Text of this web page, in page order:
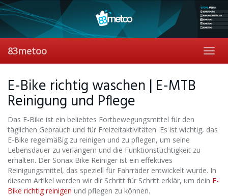
Skip
to
content
83metoo
E-Bike richtig waschen | E-MTB
Reinigung und Pflege
Das E-Bike ist ein beliebtes Fortbewegungsmittel für den
täglichen Gebrauch und für Freizeitaktivitäten. Es ist wichtig, das
E-Bike regelmäßig zu reinigen und zu pflegen, um seine
Lebensdauer zu verlängern und die Funktionstüchtigkeit zu
erhalten. Der Sonax Bike Reiniger ist ein effektives
Reinigungsmittel, das speziell für Fahrräder entwickelt wurde. In
diesem Artikel werden wir dir Schritt für Schritt erklär, um dein E-
Bike richtig reinigen und pflegen zu können.